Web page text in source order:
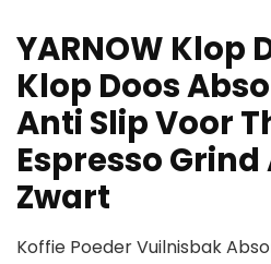
YARNOW Klop
Klop Doos
Anti Slip Voor
Espresso
Zwart
Koffie Poeder Vuilnisbak